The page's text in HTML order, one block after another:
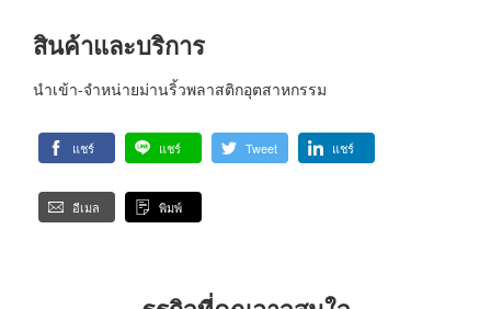
สินค้าและบริการ
นำเข้า-จำหน่ายม่านริ้วพลาสติกอุตสาหกรรม
แชร์ แชร์ Tweet แชร์
อีเมล พิมพ์